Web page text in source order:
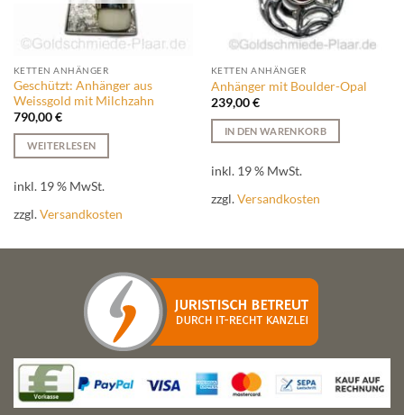
KETTEN ANHÄNGER
Geschützt: Anhänger aus
Weissgold mit Milchzahn
790,00€
WEITERLESEN
inkl. 19 % MwSt.
zzgl.Versandkosten
KETTEN ANHÄNGER
Anhänger mit Boulder-Opal
239,00€
IN DEN WARENKORB
inkl. 19 % MwSt.
zzgl.Versandkosten